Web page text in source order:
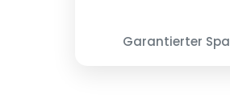
Garantierter